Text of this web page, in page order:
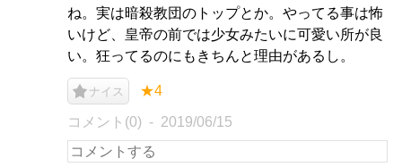
ね。実は暗殺教団のトップとか。やってる事は怖
いけど、皇帝の前では少女みたいに可愛い所が良
い。狂ってるのにもきちんと理由があるし。
ナイス ★4
コメント(0) 2019/06/15